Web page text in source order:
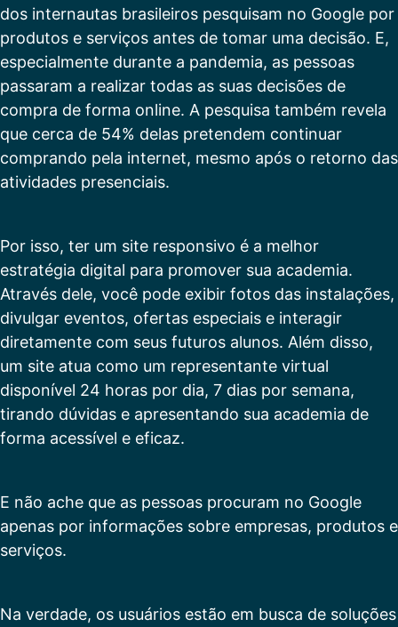
dos internautas brasileiros pesquisam no Google por
produtos e serviços antes de tomar uma decisão. E,
especialmente durante a pandemia, as pessoas
passaram a realizar todas as suas decisões de
compra de forma online. A pesquisa também revela
que cerca de 54% delas pretendem continuar
comprando pela internet, mesmo após o retorno das
atividades presenciais.
Por isso, ter um site responsivo é a melhor
estratégia digital para promover sua academia.
Através dele, você pode exibir fotos das instalações,
divulgar eventos, ofertas especiais e interagir
diretamente com seus futuros alunos. Além disso,
um site atua como um representante virtual
disponível 24 horas por dia, 7 dias por semana,
tirando dúvidas e apresentando sua academia de
forma acessível e eficaz.
E não ache que as pessoas procuram no Google
apenas por informações sobre empresas, produtos e
serviços.
Na verdade, os usuários estão em busca de soluções